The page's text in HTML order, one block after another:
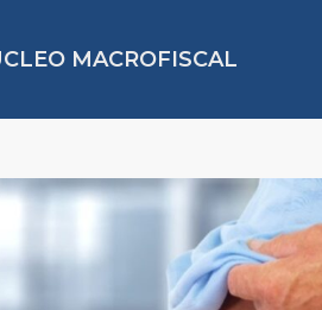
MACROFISCAL